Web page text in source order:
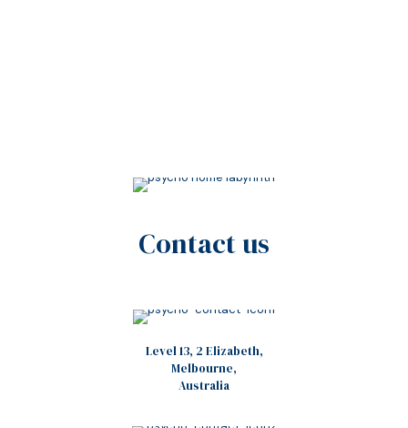
Contact us
Level 13, 2 Elizabeth,
Melbourne,
Australia